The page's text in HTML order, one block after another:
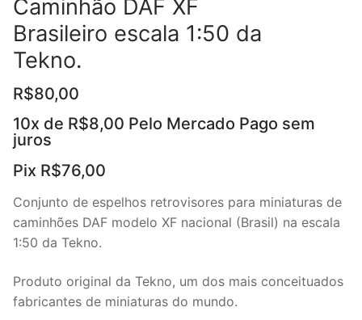
Caminhão DAF XF
Brasileiro escala 1:50 da
Tekno.
R$80,00
10x de R$8,00 Pelo Mercado Pago sem
juros
Pix R$76,00
Conjunto de espelhos retrovisores para miniaturas de
caminhões DAF modelo XF nacional (Brasil) na escala
1:50 da Tekno.
Produto original da Tekno, um dos mais conceituados
fabricantes de miniaturas do mundo.